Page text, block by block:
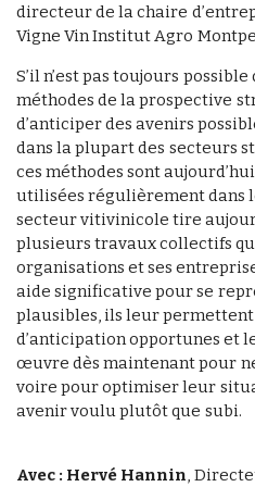
directeur de la chaire
Vigne Vin Institut Agro
S’il n’est pas toujours
méthodes de la prospective
d’anticiper des avenirs
dans la plupart des secteurs
ces méthodes sont
utilisées régulièrement dans
secteur vitivinicole tire
plusieurs travaux collectifs
organisations et ses
aide significative pour se
plausibles, ils leur
d’anticipation opportunes et
œuvre dès maintenant pour
voire pour optimiser leur
avenir voulu plutôt que subi.
Avec : Hervé Hannin,